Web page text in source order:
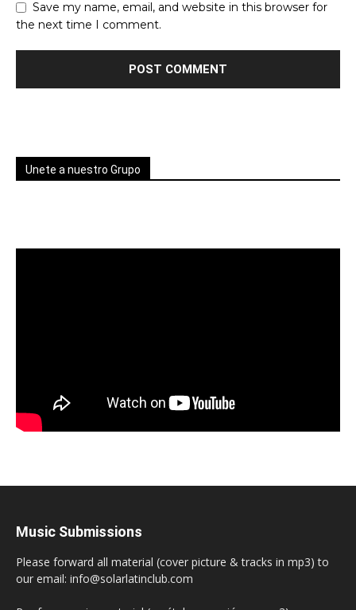
Save my name, email, and website in this browser for
the next time I comment.
Unete a nuestro Grupo
Music Submissions
Please forward all material (cover picture & tracks in mp3) to
our email: info@solarlatinclub.com